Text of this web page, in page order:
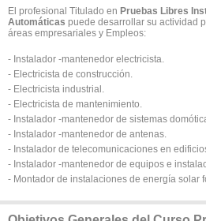
El profesional Titulado en Pruebas Libres
Automáticas puede desarrollar su actividad
áreas empresariales y Empleos:
- Instalador -mantenedor electricista.
- Electricista de construcción.
- Electricista industrial.
- Electricista de mantenimiento.
- Instalador -mantenedor de sistemas
- Instalador -mantenedor de antenas.
- Instalador de telecomunicaciones en
- Instalador -mantenedor de equipos e
- Montador de instalaciones de energía solar